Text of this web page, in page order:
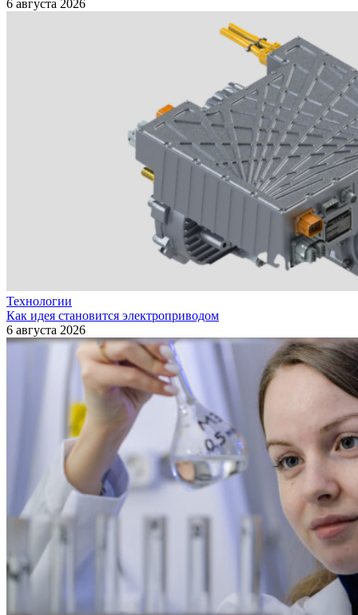
6 августа 2026
Технологии
Как идея становится электроприводом
6 августа 2026